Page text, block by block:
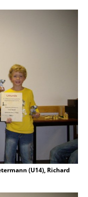
(U14), Richard